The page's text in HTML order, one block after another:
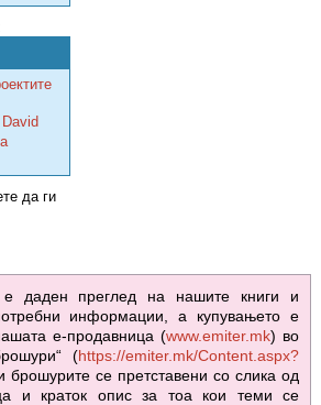
да ги
даден преглед на нашите книги и
информации, а купувањето е
е-продавница (www.emiter.mk) во
(https://emiter.mk/Content.aspx?
брошурите се претставени со слика од
и краток опис за тоа кои теми се